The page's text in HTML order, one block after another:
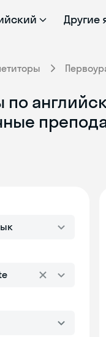
Другие
по